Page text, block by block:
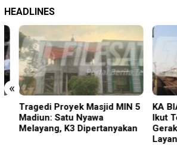
HEADLINES
«
Tragedi Proyek Masjid MIN 5
Madiun: Satu Nyawa
Melayang, K3 Dipertanyakan
KA BIAS
Ikut
Gerak
Layanan